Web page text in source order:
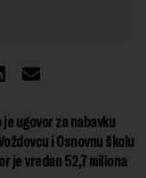
ugovor za nabavku
i Osnovnu školu
je vredan 52,7 miliona